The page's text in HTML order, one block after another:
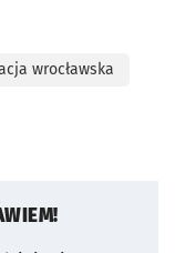
wrocławska